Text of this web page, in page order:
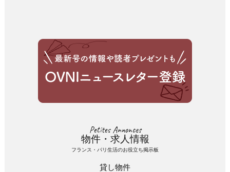
Petites Annonces
物件・求人情報
フランス・パリ生活のお役立ち掲示板
貸し物件